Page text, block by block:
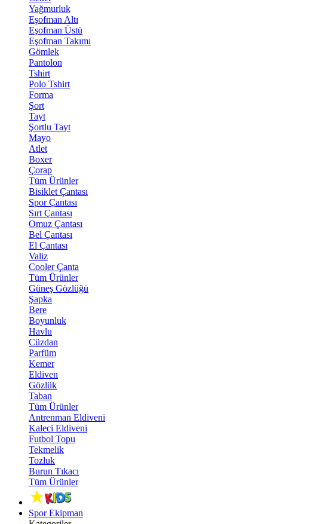
Yağmurluk
Eşofman Altı
Eşofman Üstü
Eşofman Takımı
Gömlek
Pantolon
Tshirt
Polo Tshirt
Forma
Şort
Tayt
Şortlu Tayt
Mayo
Atlet
Boxer
Çorap
Tüm Ürünler
Bisiklet Çantası
Spor Çantası
Sırt Çantası
Omuz Çantası
Bel Çantası
El Çantası
Valiz
Cooler Çanta
Tüm Ürünler
Güneş Gözlüğü
Şapka
Bere
Boyunluk
Havlu
Cüzdan
Parfüm
Kemer
Eldiven
Gözlük
Taban
Tüm Ürünler
Antrenman Eldiveni
Kaleci Eldiveni
Futbol Topu
Tekmelik
Tozluk
Burun Tıkacı
Tüm Ürünler
Spor Ekipman